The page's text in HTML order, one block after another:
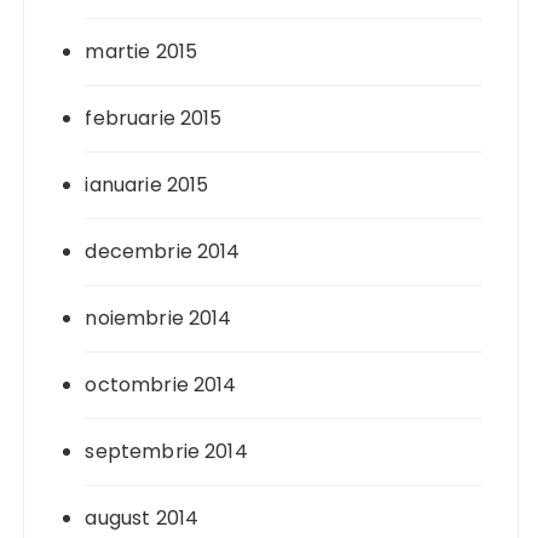
martie 2015
februarie 2015
ianuarie 2015
decembrie 2014
noiembrie 2014
octombrie 2014
septembrie 2014
august 2014